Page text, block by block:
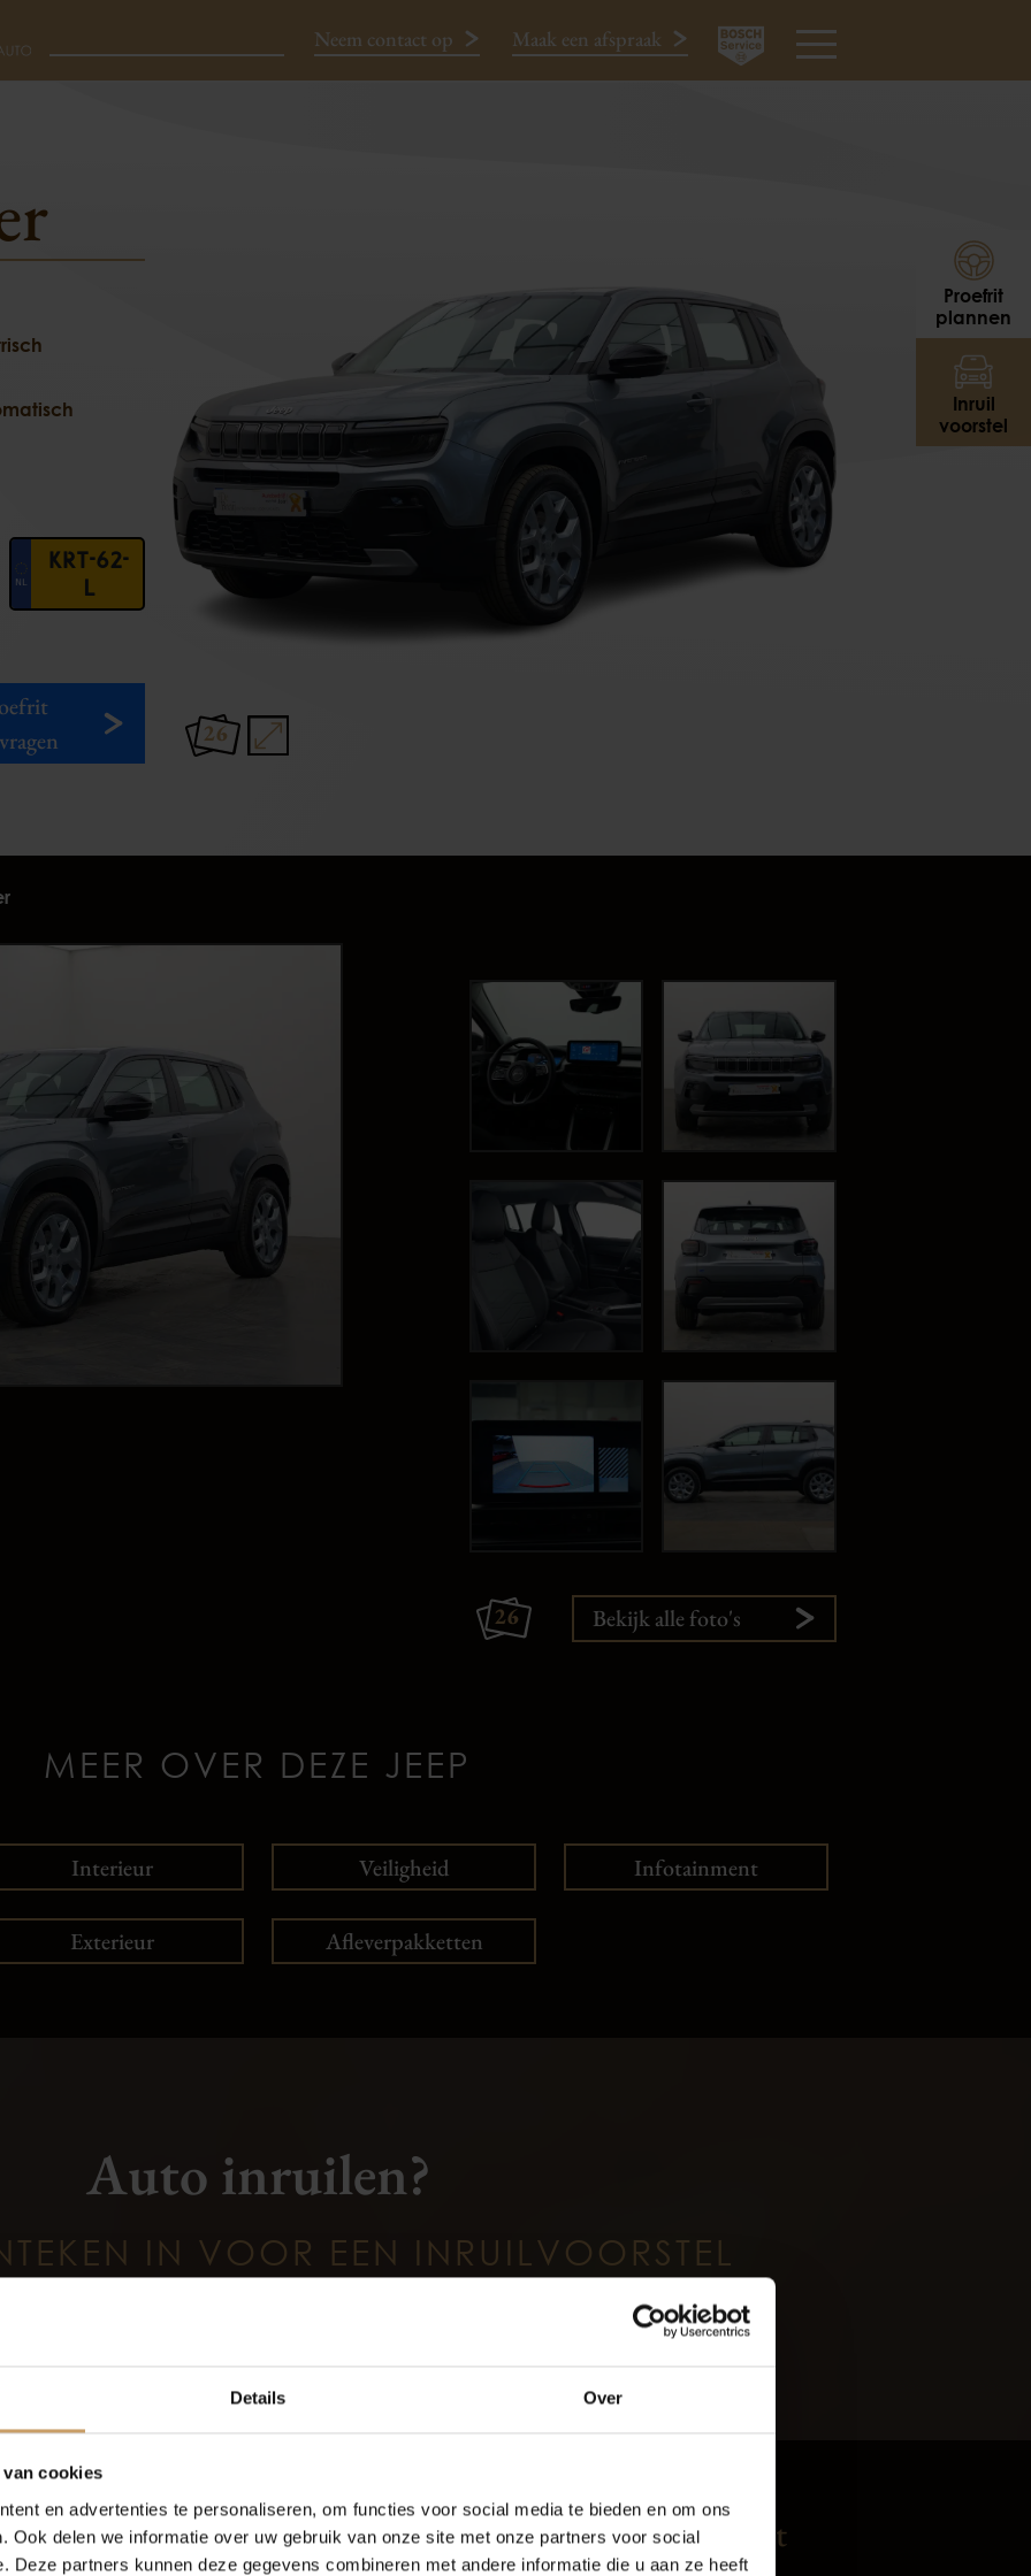
Details Over
van cookies
en advertenties te personaliseren, om functies voor social media te bieden en om ons
Ook delen we informatie over uw gebruik van onze site met onze partners voor social
Deze partners kunnen deze gegevens combineren met andere informatie die u aan ze heeft
Neem contact op Maak een afspraak
KRT-62-
L
26
26 Bekijk alle foto's
MEER OVER DEZE JEEP
Interieur Veiligheid Infotainment
Exterieur Afleverpakketten
Auto inruilen?
IN VOOR EEN INRUILVOORSTEL
Veiligheid Infotainment
Proefrit
plannen
Inruil
voorstel
Autolease
Financiering
Over Autobedrijf De Baaij
Blogs